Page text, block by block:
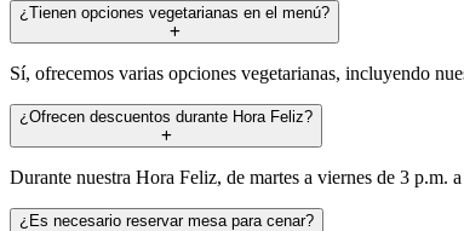
¿Tienen opciones vegetarianas en el menú?
Sí, ofrecemos varias opciones vegetarianas, incluyendo
¿Ofrecen descuentos durante Hora Feliz?
Durante nuestra Hora Feliz, de martes a viernes de 3 p.m.
¿Es necesario reservar mesa para cenar?